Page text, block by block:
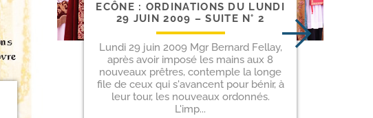
ECÔNE : ORDINATIONS DU LUNDI
29 JUIN 2009 – SUITE N° 2
Lundi 29 juin 2009 Mgr Bernard Fellay,
après avoir imposé les mains aux 8
nouveaux prêtres, contemple la longe
file de ceux qui s'avancent pour bénir, à
leur tour, les nouveaux ordonnés.
L'imp...